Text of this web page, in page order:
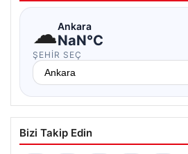
☁Ankara
NaN°C
ŞEHIR SEÇ
Bizi Takip Edin